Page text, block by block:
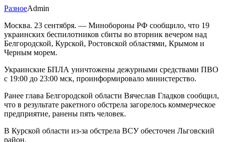
РазноеAdmin
Москва. 23 сентября. — Минобороны РФ сообщило, что 19
украинских беспилотников сбиты во вторник вечером над
Белгородской, Курской, Ростовской областями, Крымом и
Черным морем.
Украинские БПЛА уничтожены дежурными средствами ПВО
с 19:00 до 23:00 мск, проинформировало министерство.
Ранее глава Белгородской области Вячеслав Гладков сообщил,
что в результате ракетного обстрела загорелось коммерческое
предприятие, ранены пять человек.
В Курской области из-за обстрела ВСУ обесточен Льговский
район.